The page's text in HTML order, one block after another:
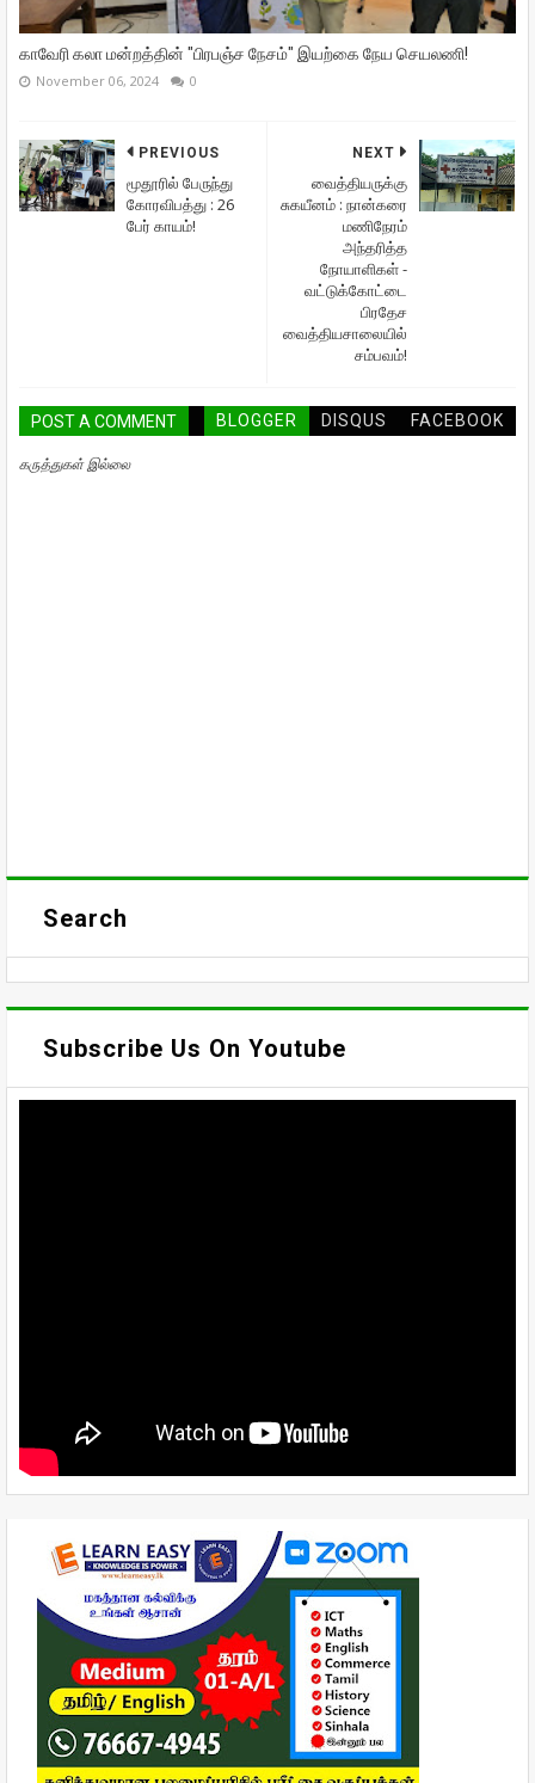
காவேரி கலா மன்றத்தின் "பிரபஞ்ச நேசம்" இயற்கை நேய செயலணி!
November 06, 2024 0
NEXT
வைத்தியருக்கு
சுகயீனம் : நான்கரை
மணிநேரம்
அந்தரித்த
நோயாளிகள் -
வட்டுக்கோட்டை
பிரதேச
வைத்தியசாலையில்
சம்பவம்!
PREVIOUS
மூதூரில் பேருந்து
கோரவிபத்து : 26
பேர் காயம்!
POST A COMMENT BLOGGER DISQUS FACEBOOK
கருத்துகள் இல்லை
Search
Subscribe Us On Youtube